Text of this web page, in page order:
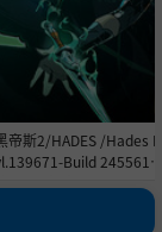
帝斯2/HADES /Hades
Build